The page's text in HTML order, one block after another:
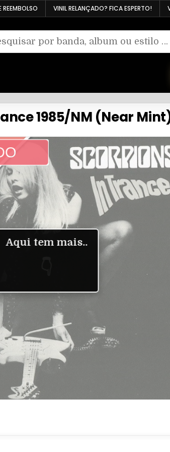
VINIL RELANÇADO? FICA ESPERTO!
1985/NM (Near
Aqui tem mais..